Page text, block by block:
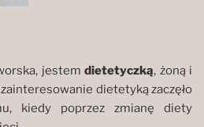
jestemdietetyczką, żoną i
dietetyką zaczęło
kiedy poprzez zmianę diety